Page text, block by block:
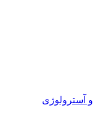
آسترولوژی